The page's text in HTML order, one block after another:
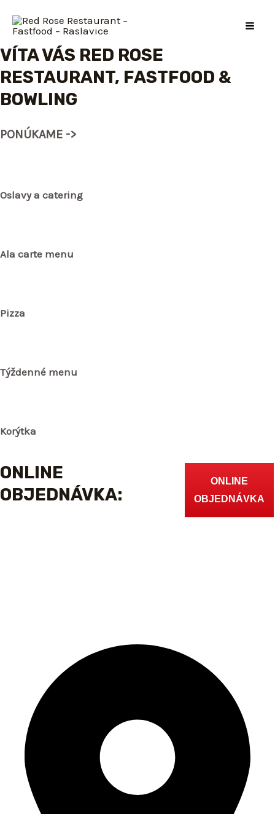
obsah
VÍTA VÁS RED ROSE
RESTAURANT, FASTFOOD &
BOWLING
PONÚKAME ->
Oslavy a catering
Ala carte menu
Pizza
Týždenné menu
Korýtka
ONLINE
OBJEDNÁVKA:
ONLINE
OBJEDNÁVKA